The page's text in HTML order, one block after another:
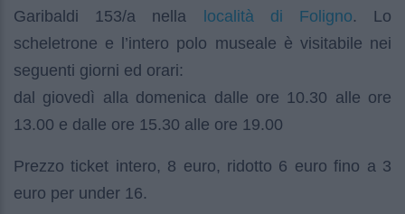
Garibaldi 153/a nella località di Foligno. Lo
scheletrone e l’intero polo museale è visitabile nei
seguenti giorni ed orari:
dal giovedì alla domenica dalle ore 10.30 alle ore
13.00 e dalle ore 15.30 alle ore 19.00
Prezzo ticket intero, 8 euro, ridotto 6 euro fino a 3
euro per under 16.